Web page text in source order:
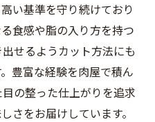
い基準を守り続けており
食感や脂の入り方を持つ
せるようカット方法にも
豊富な経験を肉屋で積ん
の整った仕上がりを追求
さをお届けしています。